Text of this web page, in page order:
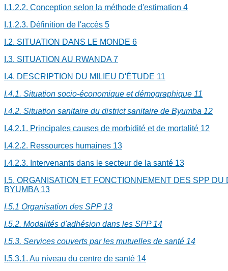
I.1.2.2. Conception selon la méthode d'estimation 4
I.1.2.3. Définition de l'accès 5
I.2. SITUATION DANS LE MONDE 6
I.3. SITUATION AU RWANDA7
I.4. DESCRIPTION DU MILIEU D'ÉTUDE 11
I.4.1. Situation socio-économique et démographique 11
I.4.2. Situation sanitaire du district sanitaire de Byumba 12
I.4.2.1. Principales causes de morbidité et de mortalité 12
I.4.2.2. Ressources humaines 13
I.4.2.3. Intervenants dans le secteur de la santé 13
I.5. ORGANISATION ET FONCTIONNEMENT DES SPP DU
BYUMBA13
I.5.1 Organisation des SPP13
I.5.2. Modalités d'adhésion dans les SPP14
I.5.3. Services couverts par les mutuelles de santé 14
I.5.3.1. Au niveau du centre de santé 14